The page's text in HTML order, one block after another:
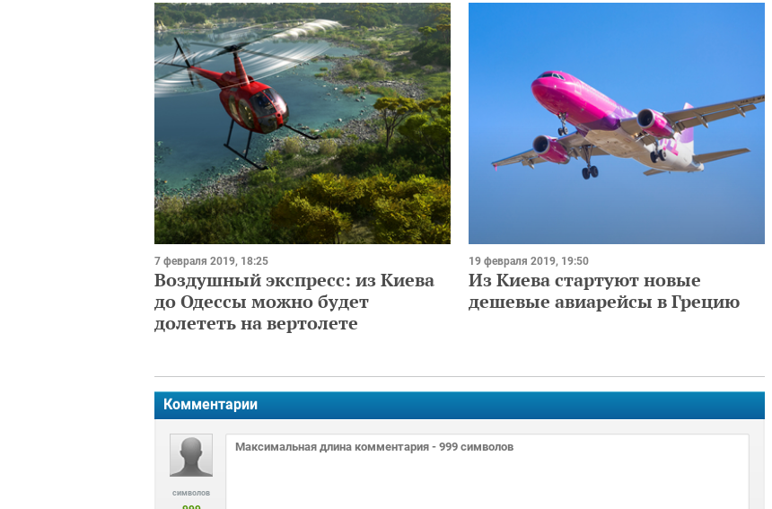
7 февраля 2019, 18:25
Воздушный экспресс: из Киева
до Одессы можно будет
долететь на вертолете
19 февраля 2019, 19:50
Из Киева стартуют новые
дешевые авиарейсы в Грецию
Комментарии
символов